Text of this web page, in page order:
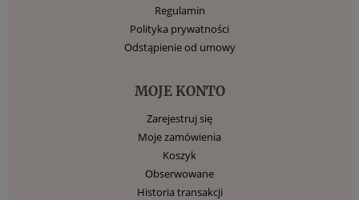
Regulamin
Polityka prywatności
Odstąpienie od umowy
MOJE KONTO
Zarejestruj się
Moje zamówienia
Koszyk
Obserwowane
Historia transakcji